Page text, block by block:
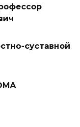
суставной